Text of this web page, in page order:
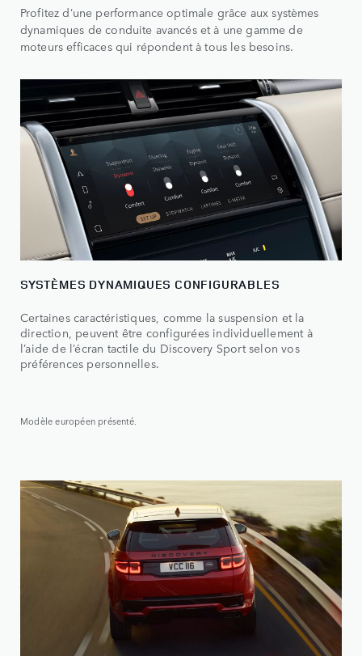
Profitez d’une performance optimale grâce aux systèmes
dynamiques de conduite avancés et à une gamme de
moteurs efficaces qui répondent à tous les besoins.
SYSTÈMES DYNAMIQUES CONFIGURABLES
Certaines caractéristiques, comme la suspension et la
direction, peuvent être configurées individuellement à
l’aide de l’écran tactile du Discovery Sport selon vos
préférences personnelles.
Modèle européen présenté.